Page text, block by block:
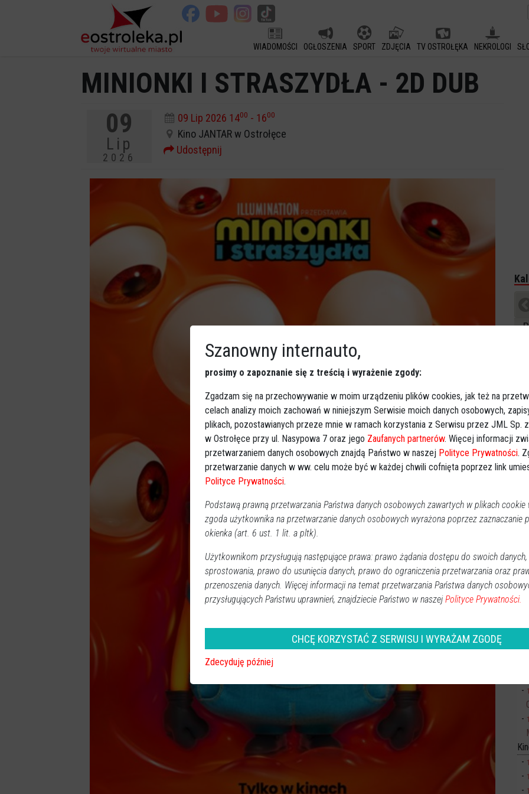
WIADOMOŚCI OGŁOSZENIA SPORT ZDJĘCIA TV OSTROŁĘKA NEKROLOGI
MINIONKI I STRASZYDŁA - 2D DUB
09
Lip
2026
09 Lip 2026 1400 - 1600
Kino JANTAR w Ostrołęce
Udostępnij
31
Szanowny internauto,
prosimy o zapoznanie się z treścią i wyrażenie zgody:
Zgadzam się na przechowywanie w moim urządzeniu plików cookies, jak też na
celach analizy moich zachowań w niniejszym Serwisie moich danych osobowych,
plikach, pozostawianych przeze mnie w ramach korzystania z Serwisu przez JML Sp.
w Ostrołęce przy ul. Nasypowa 7 oraz jego Zaufanych partnerów. Więcej informacji
przetwarzaniem danych osobowych znajdą Państwo w naszej Polityce Prywatności.
przetwarzanie danych w ww. celu może być w każdej chwili cofnięta poprzez link
Polityce Prywatności.
Podstawą prawną przetwarzania Państwa danych osobowych zawartych w plikach cookie
zgoda użytkownika na przetwarzanie danych osobowych wyrażona poprzez zaznaczanie
okienka (art. 6 ust. 1 lit. a pltk).
Użytkownikom przysługują następujące prawa: prawo żądania dostępu do swoich
sprostowania, prawo do usunięcia danych, prawo do ograniczenia przetwarzania oraz
przenoszenia danych. Więcej informacji na temat przetwarzania Państwa danych
przysługujących Państwu uprawnień, znajdziecie Państwo w naszej Polityce Prywatności.
CHCĘ KORZYSTAĆ Z SERWISU I WYRAŻAM ZGODĘ
Zdecyduję później